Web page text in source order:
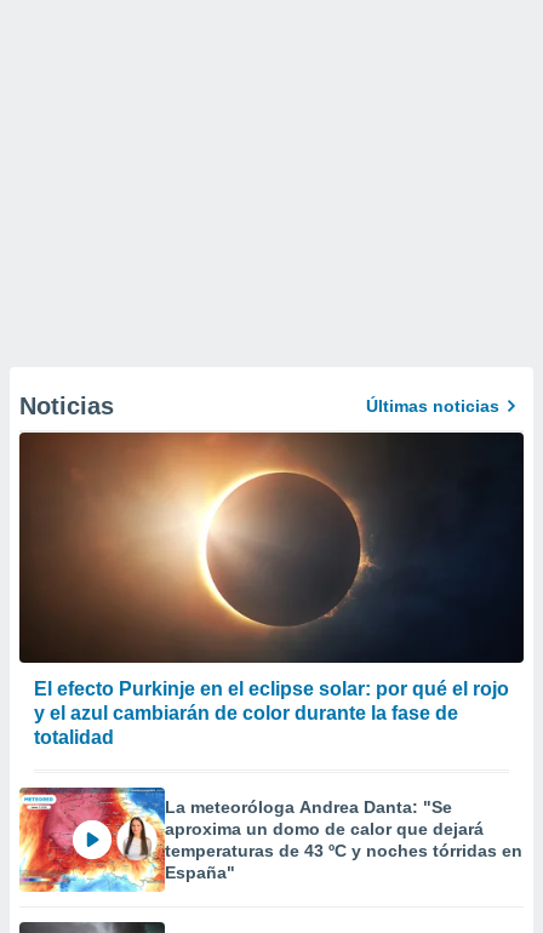
Noticias Últimas noticias
El efecto Purkinje en el eclipse solar: por qué el rojo
y el azul cambiarán de color durante la fase de
totalidad
La meteoróloga Andrea Danta: "Se
aproxima un domo de calor que dejará
temperaturas de 43 ºC y noches tórridas en
España"